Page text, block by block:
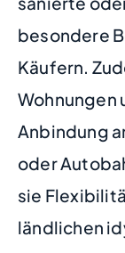
besondere
Käufern.
Wohnungen
Anbindung
oder
sie
ländlichen